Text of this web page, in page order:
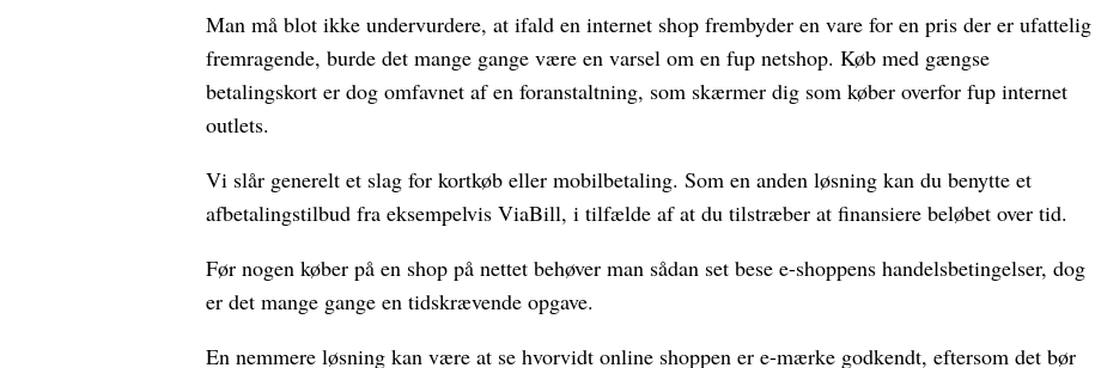
Man må blot ikke undervurdere, at ifald en internet shop frembyder en vare for en pris der er ufattelig
fremragende, burde det mange gange være en varsel om en fup netshop. Køb med gængse
betalingskort er dog omfavnet af en foranstaltning, som skærmer dig som køber overfor fup internet
outlets.
Vi slår generelt et slag for kortkøb eller mobilbetaling. Som en anden løsning kan du benytte et
afbetalingstilbud fra eksempelvis ViaBill, i tilfælde af at du tilstræber at finansiere beløbet over tid.
Før nogen køber på en shop på nettet behøver man sådan set bese e-shoppens handelsbetingelser, dog
er det mange gange en tidskrævende opgave.
En nemmere løsning kan være at se hvorvidt online shoppen er e-mærke godkendt, eftersom det bør